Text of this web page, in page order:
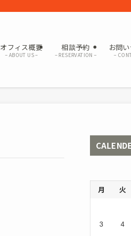
オフィス概要
– ABOUT US –
相談予約
– RESERVATION –
お問
–
月 火
3 4